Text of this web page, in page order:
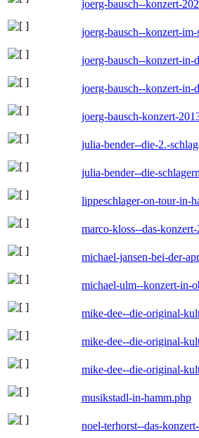
joerg-bausch--konzert-
joerg-bausch--konzert-
joerg-bausch--konzert-in-
joerg-bausch--konzert-in-
joerg-bausch-konzert-
julia-bender--die-2.-
julia-bender--die-
lippeschlager-on-tour-in-
marco-kloss--das-
michael-jansen-bei-der-
michael-ulm--konzert-in-
mike-dee--die-original-
mike-dee--die-original-
mike-dee--die-original-
musikstadl-in-hamm.php
noel-terhorst--das-